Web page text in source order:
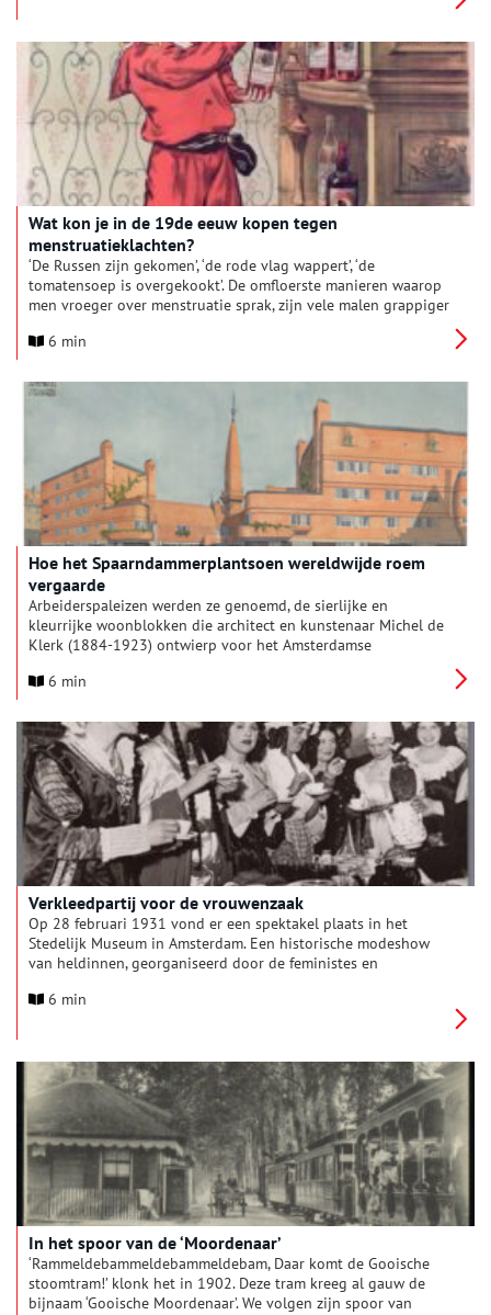
Wat kon je in de 19de eeuw kopen tegen
menstruatieklachten?
‘De Russen zijn gekomen’, ‘de rode vlag wappert’, ‘de
tomatensoep is overgekookt’. De omfloerste manieren waarop
men vroeger over menstruatie sprak, zijn vele malen grappiger
vrouwen last van menstruatieklachten. Wat konden ze daar
6 min
Hoe het Spaarndammerplantsoen wereldwijde roem
vergaarde
Arbeiderspaleizen werden ze genoemd, de sierlijke en
kleurrijke woonblokken die architect en kunstenaar Michel de
Klerk (1884-1923) ontwierp voor het Amsterdamse
Pijp.6 min
Ver­kleed­par­tij voor de vrou­wen­zaak
Op 28 februari 1931 vond er een spektakel plaats in het
Stedelijk Museum in Amsterdam. Een historische modeshow
van heldinnen, georganiseerd door de feministes en
van een campagne om in tijden van economische malaise
6 min
In het spoor van de ‘Moordenaar’
‘Rammeldebammeldebammeldebam, Daar komt de Gooische
stoomtram!’ klonk het in 1902. Deze tram kreeg al gauw de
bijnaam ‘Gooische Moordenaar’. We volgen zijn spoor van